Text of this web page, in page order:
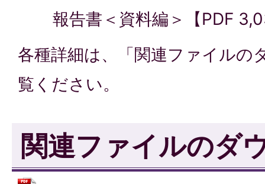
報告書＜資料編＞【PDF
各種詳細は、「関連ファイルの
覧ください。
関連ファイルのダ